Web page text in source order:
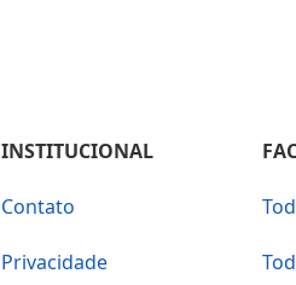
INSTITUCIONAL
Contato
Privacidade